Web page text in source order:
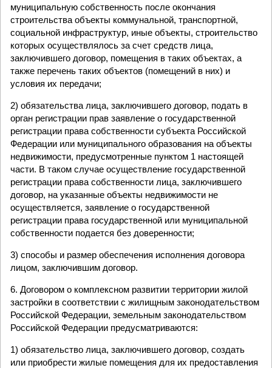
муниципальную собственность после окончания
строительства объекты коммунальной, транспортной,
социальной инфраструктур, иные объекты, строительство
которых осуществлялось за счет средств лица,
заключившего договор, помещения в таких объектах, а
также перечень таких объектов (помещений в них) и
условия их передачи;
2) обязательства лица, заключившего договор, подать в
орган регистрации прав заявление о государственной
регистрации права собственности субъекта Российской
Федерации или муниципального образования на объекты
недвижимости, предусмотренные пунктом 1 настоящей
части. В таком случае осуществление государственной
регистрации права собственности лица, заключившего
договор, на указанные объекты недвижимости не
осуществляется, заявление о государственной
регистрации права государственной или муниципальной
собственности подается без доверенности;
3) способы и размер обеспечения исполнения договора
лицом, заключившим договор.
6. Договором о комплексном развитии территории жилой
застройки в соответствии с жилищным законодательством
Российской Федерации, земельным законодательством
Российской Федерации предусматриваются:
1) обязательство лица, заключившего договор, создать
или приобрести жилые помещения для их предоставления